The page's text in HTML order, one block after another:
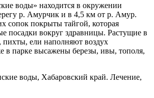
воды» находится в окружении
р. Амурчик и в 4,5 км от р. Амур.
покрыты тайгой, которая
посадки вокруг здравницы. Растущие в
пихты, ели наполняют воздух
в парке высажены березы, ивы, тополя,